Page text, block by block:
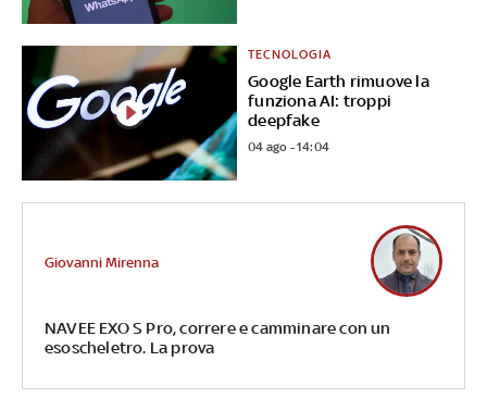
Google Earth rimuove la
funziona AI: troppi
deepfake
TECNOLOGIA
04 ago - 14:04
NAVEE EXO S Pro, correre e camminare con un
esoscheletro. La prova
Giovanni Mirenna